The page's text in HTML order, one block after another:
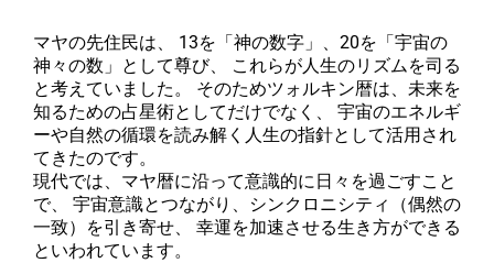
マヤの先住民は、 13を「神の数字」、20を「宇宙の
神々の数」として尊び、 これらが人生のリズムを司る
と考えていました。 そのためツォルキン暦は、未来を
知るための占星術としてだけでなく、 宇宙のエネルギ
ーや自然の循環を読み解く人生の指針として活用され
てきたのです。
現代では、マヤ暦に沿って意識的に日々を過ごすこと
で、 宇宙意識とつながり、シンクロニシティ（偶然の
一致）を引き寄せ、 幸運を加速させる生き方ができる
といわれています。